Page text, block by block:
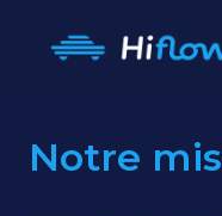
Page d'accueil
Notre